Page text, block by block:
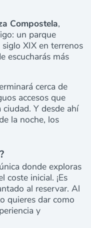
Compostela,
un parque
XIX en terrenos
escucharás más
cerca de
accesos que
Y desde ahí
la noche, los
donde exploras
coste inicial. ¡Es
al reservar. Al
quieres dar como
y